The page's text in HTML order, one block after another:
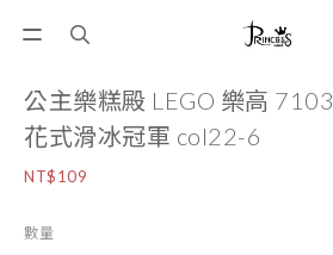
公主樂糕殿 LEGO 樂高
花式滑冰冠軍 col22-6
NT$109
數量